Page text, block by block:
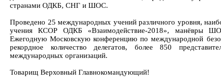
странами ОДКБ, СНГ и ШОС.
Проведено 25 международных учений различного уровня,
учения КСОР ОДКБ «Взаимодействие-2018», манёвры
Ежегодную Московскую конференцию по международной
рекордное количество делегатов, более 850
международных организаций.
Товарищ Верховный Главнокомандующий!